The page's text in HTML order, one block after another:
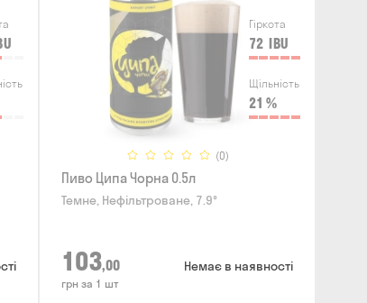
Гіркота
72 IBU
Щільність
21 %
(0)
Пиво Ципа Чорна 0.5л
Темне, Нефільтроване, 7.9°
103,00
грн за 1 шт
Немає в наявності